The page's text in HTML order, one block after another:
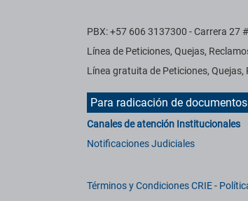
PBX: +57 606 3137300 - Carrera 27
Línea de Peticiones, Quejas,
Línea gratuita de Peticiones,
Para radicación de
Canales de atención Institucionales
Notificaciones Judiciales
Términos y Condiciones CRIE-